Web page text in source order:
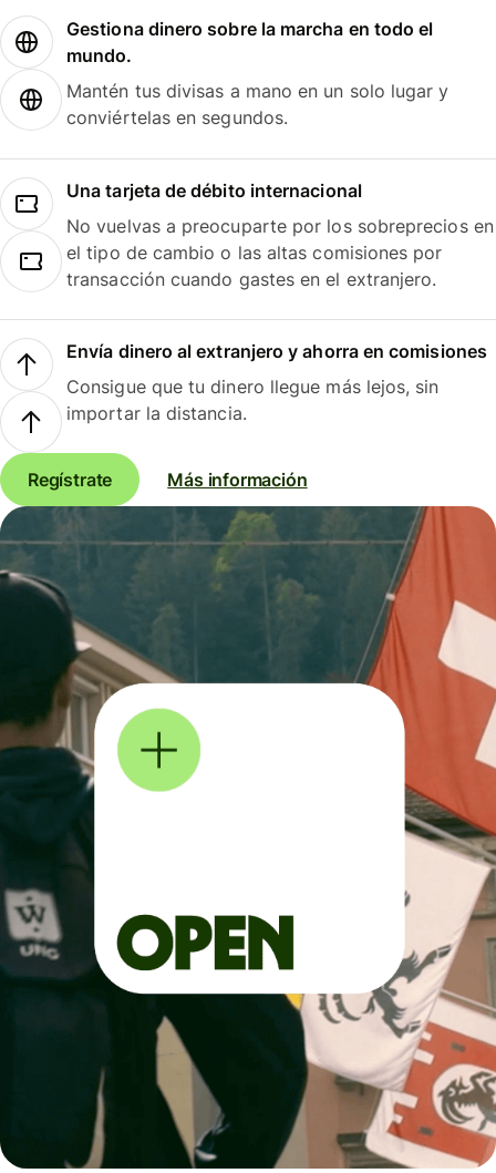
Gestiona dinero sobre la marcha en todo el
mundo.
Mantén tus divisas a mano en un solo lugar y
conviértelas en segundos.
Una tarjeta de débito internacional
No vuelvas a preocuparte por los sobreprecios en
el tipo de cambio o las altas comisiones por
transacción cuando gastes en el extranjero.
Envía dinero al extranjero y ahorra en comisiones
Consigue que tu dinero llegue más lejos, sin
importar la distancia.
Regístrate Más información